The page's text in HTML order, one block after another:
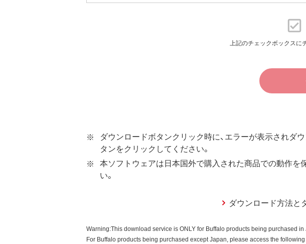
びそれに含まれるソフトウェア（以下、添付ソフトウェア
ウェア（弊社ダウンロードサービスに提供される、全ての
弊社は、本契約に規定する条件で、本ソフトウェア
ウェアの使用許諾権者は、使用許諾後も引き続きそ
本ソフトウェアに対する知的所有権に関する表示を
第3条 使用制限
お客様は、本ソフトウェアのソースコードを調べた
本ソフトウェアの一部または全部を利用した新し
上記のチェックボックスに
ダウンロードボタンクリック時に、エラーが表示されダ
タンをクリックしてください。
本ソフトウェアは日本国外で購入された商品での動作
い。
ダウンロード方法と
Warning:This download service is ONLY for Buffalo products being purchased in
For Buffalo products being purchased except Japan, please access the